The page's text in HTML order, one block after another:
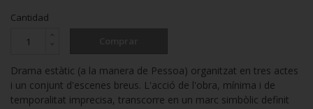
Cantidad
Drama estàtic (a la manera de Pessoa) organitzat en tres actes
i un conjunt d'escenes breus. L'acció de l'obra, mínima i de
temporalitat imprecisa, transcorre en un marc simbòlic definit